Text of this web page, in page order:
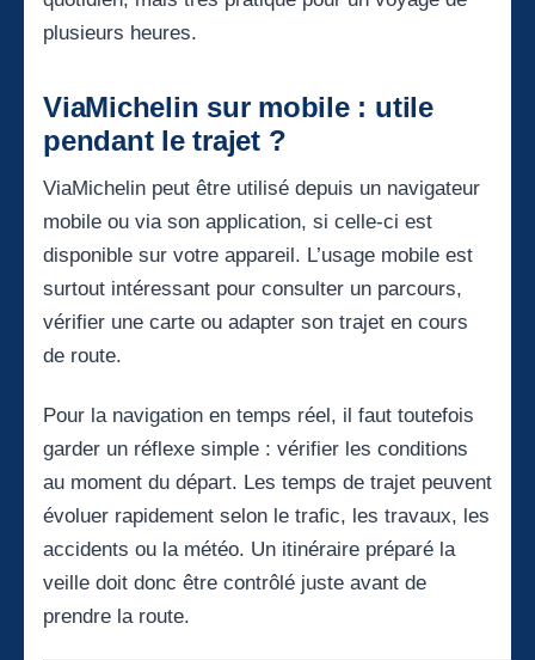
plusieurs heures.
ViaMichelin sur mobile : utile
pendant le trajet ?
ViaMichelin peut être utilisé depuis un navigateur
mobile ou via son application, si celle-ci est
disponible sur votre appareil. L’usage mobile est
surtout intéressant pour consulter un parcours,
vérifier une carte ou adapter son trajet en cours
de route.
Pour la navigation en temps réel, il faut toutefois
garder un réflexe simple : vérifier les conditions
au moment du départ. Les temps de trajet peuvent
évoluer rapidement selon le trafic, les travaux, les
accidents ou la météo. Un itinéraire préparé la
veille doit donc être contrôlé juste avant de
prendre la route.